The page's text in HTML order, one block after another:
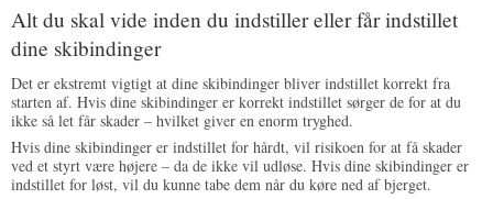
Alt du skal vide inden du indstiller eller får indstillet
dine skibindinger
Det er ekstremt vigtigt at dine skibindinger bliver indstillet korrekt fra
starten af. Hvis dine skibindinger er korrekt indstillet sørger de for at du
ikke så let får skader – hvilket giver en enorm tryghed.
Hvis dine skibindinger er indstillet for hårdt, vil risikoen for at få skader
ved et styrt være højere – da de ikke vil udløse. Hvis dine skibindinger er
indstillet for løst, vil du kunne tabe dem når du køre ned af bjerget.